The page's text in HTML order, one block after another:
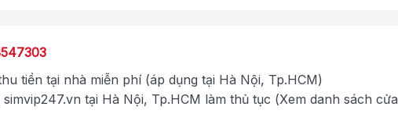
tiền tại nhà miễn phí (áp dụng tại Hà Nội, Tp.HCM)
tại Hà Nội, Tp.HCM làm thủ tục (Xem danh sách cửa